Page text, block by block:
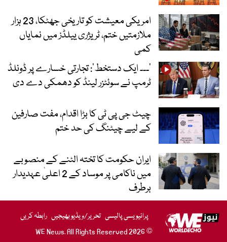
امریکی معیشت کو تاریخی جھٹکا، 23 ہزار
ملازمتیں ختم، ٹریژری ییلڈز میں نمایاں
کمی
’۔۔۔ ایک دستخط‘: تجارتی خسارے پر ڈونلڈ
ٹرمپ نے سوئٹزر لینڈ کو دھمکی دے دی
چیٹ جی پی ٹی کا بڑا اقدام، مفت صارفین
کے لیے چیٹنگ کی حد ختم
ایران حکومت کا تختہ الٹنے کے منصوبے
میں ناکامی پر موساد کے 2 اعلیٰ عہدیدار
برطرف
پرائیویسی پالیسی تحریر/ویڈیو بھیجیں رابطہ کریں
© 2026 WE News. All Rights Reserved